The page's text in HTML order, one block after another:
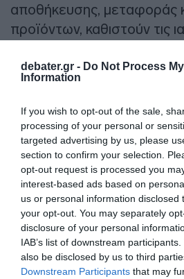
debater.gr - Do Not Process
Information
If you wish to opt-out of the sale,
processing of your personal or
targeted advertising by us, please
section to confirm your selection.
opt-out request is processed you
interest-based ads based on
us or personal information disclosed
your opt-out. You may separately
disclosure of your personal
IAB’s list of downstream
also be disclosed by us to third
Downstream Participants that may
αποθήκευσης, μεταφοράς
προϊόντων, καθιστούν τις
δημόσια υγεία.
αποκόμιζαν από την
κατασχεθέντων τεστ και
υπολογίζεται ότι
-1.601.000- ευρώ.
Οι συλληφθέντες
εισαγγελική Αρχή».
Ειδήσεις σήμερα: